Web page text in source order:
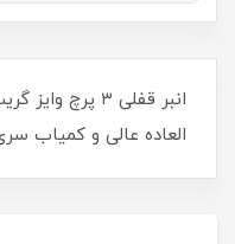
انبر قفلی ۳
العاده عالی و کمیاب